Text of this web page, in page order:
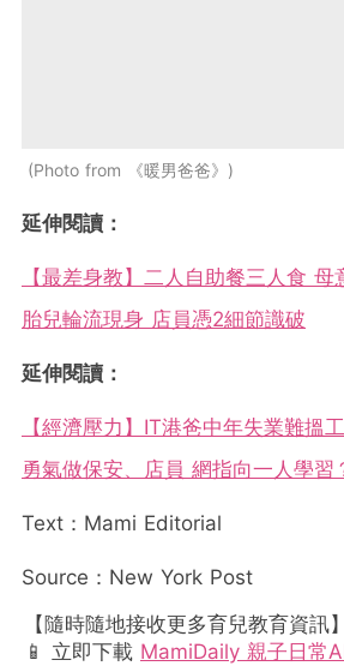
Photo from 《暖男爸爸》
延伸閱讀：
【最差身教】二人自助餐三人食
胎兒輪流現身 店員憑2細節識破
延伸閱讀：
【經濟壓力】IT港爸中年失業難
勇氣做保安、店員 網指向一人學習
Text：Mami Editorial
Source：New York Post
【隨時隨地接收更多育兒教育資訊】
📱 立即下載 MamiDaily 親子日常